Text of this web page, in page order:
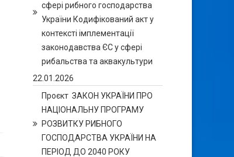
сфері рибного господарства
України Кодифікований акт у
контексті імплементації
законодавства ЄС у сфері
рибальства та аквакультури
22.01.2026
Проєкт ЗАКОН УКРАЇНИ ПРО
НАЦІОНАЛЬНУ ПРОГРАМУ
РОЗВИТКУ РИБНОГО
ГОСПОДАРСТВА УКРАЇНИ НА
ПЕРІОД ДО 2040 РОКУ